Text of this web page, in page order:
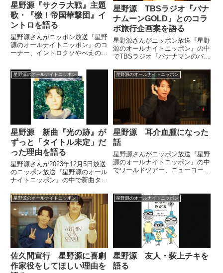
星野源『サクラ大戦』主題
歌・『檄！帝国華撃団』イ
ントロを語る
星野源さんがニッポン放送『星野
源のオールナイトニッポン』のコ
ーナー、イントロクソやべえの中
さくら＆帝国歌劇団『檄！帝国華
撃団』のイントロを紹介していま
した。（星野源）じゃあ、続いて
のイントロ。「僕がイントロク
星野源 TBSラジオ『バナ
ナムーンGOLD』とのコラ
ボ旅行企画案を語る
星野源さんがニッポン放送『星野
源のオールナイトニッポン』の中
でTBSラジオ『バナナマンのバナ
た際の模様をトーク。放送局の垣
根を超えたコラボ旅行企画につい
て話していました。本日はTBSラ
ジオ「バナナムーン」に出...
星野源のオールナイトニッポン
星野源 新曲『光の跡』が
ずっと「タイトル未定」だ
った理由を語る
星野源さんが2023年12月5日放送
のニッポン放送『星野源のオール
ナイトニッポン』の中で新曲タイ
「タイトル未定」としていた理由
を話していました。
星野源のオールナイトニッポン
星野源 耳介血腫になった
話
星野源さんがニッポン放送『星野
源のオールナイトニッポン』の中
でワールドツアー、ニューヨーク
では、先日開催した
#PopVirusWorldTour 上海公演・
NY公演について...
星野源のオールナイトニッポン
佐久間宣行 星野源に喜劇
作家役をしてほしい理由を
星野源のオールナイトニッポン
星野源 友人・荻上チキを
語る